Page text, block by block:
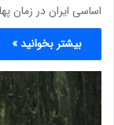
اساسی ایران در زمان
بیشتر بخوانید »